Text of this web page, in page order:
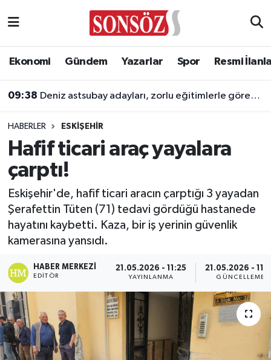
Ekonomi Gündem Yazarlar Spor Resmi
09:38 Deniz astsubay adayları, zorlu eğitimlerle göreve hazırlanıyor
HABERLER ESKIŞEHIR
Hafif ticari araç yayalara
çarptı!
Eskişehir'de, hafif ticari aracın çarptığı 3 yayadan
Şerafettin Tüten (71) tedavi gördüğü hastanede
hayatını kaybetti. Kaza, bir iş yerinin güvenlik
kamerasına yansıdı.
HABER MERKEZI
EDITÖR
21.05.2026 - 11:25
YAYINLANMA
21.05.2026 -
GÜNCELLEME
Asayiş
Biyografi
Çevre
Diğer
Dünya
Eğitim
Ekonomi
Eleman
Emlak
Ankara Nöbetçi Eczaneler
Ankara Trafik Yoğunluk Haritası
Süper Lig Puan Durumu ve Fikstür
Tüm Manşetler
Son Dakika Haberleri
Haber Arşivi